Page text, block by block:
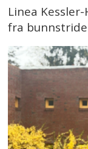
Linea
fra